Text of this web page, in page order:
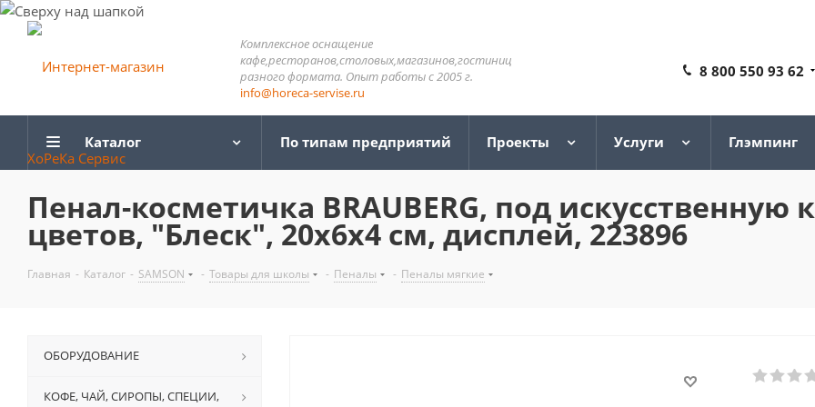
Комплексное оснащение
кафе,ресторанов,столовых,магазинов,гостиниц
разного формата. Опыт работы с 2005 г.
info@horeca-servise.ru
8 800 550 93 62
Каталог По типам предприятий Проекты Услуги Глэмпинг
Пенал-косметичка BRAUBERG, под искусственную
цветов, "Блеск", 20х6х4 см, дисплей, 223896
Главная - Каталог - SAMSON - Товары для школы - Пеналы - Пеналы мягкие
ОБОРУДОВАНИЕ
КОФЕ, ЧАЙ, СИРОПЫ, СПЕЦИИ,